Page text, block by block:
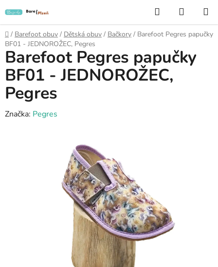
na
obsah
Hledat
KOŠÍK
Domů
/ Barefoot obuv / Dětská obuv / Bačkory / Barefoot Pegres papučky
BF01 - JEDNOROŽEC, Pegres
Barefoot Pegres papučky
BF01 - JEDNOROŽEC,
Pegres
Značka: Pegres